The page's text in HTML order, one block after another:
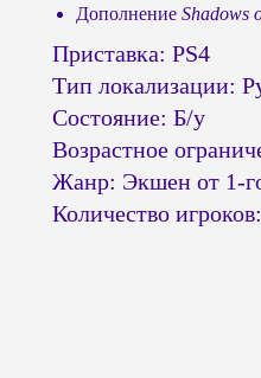
Дополнение Shadows
Приставка: PS4
Тип локализации:
Состояние: Б/у
Возрастное
Жанр: Экшен от 1-
Количество